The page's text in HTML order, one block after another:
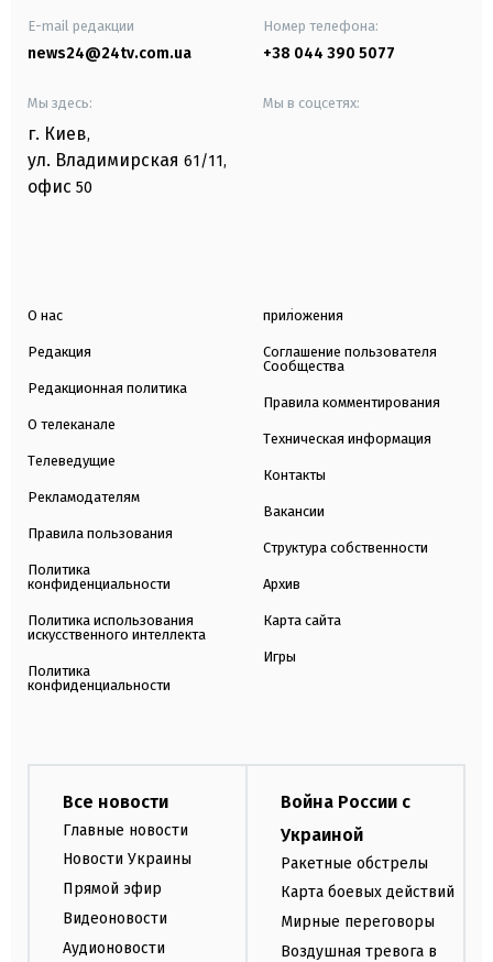
E-mail редакции
news24@24tv.com.ua
Номер телефона:
+38 044 390 5077
Мы здесь:
г. Киев,
ул. Владимирская 61/11,
офис 50
Мы в соцсетях:
О нас
Редакция
Редакционная политика
О телеканале
Телеведущие
Рекламодателям
Правила пользования
Политика
конфиденциальности
Политика использования
искусственного интеллекта
Политика
конфиденциальности
приложения
Соглашение пользователя
Сообщества
Правила комментирования
Техническая информация
Контакты
Вакансии
Структура собственности
Архив
Карта сайта
Игры
Все новости
Главные новости
Новости Украины
Прямой эфир
Видеоновости
Аудионовости
Война России с
Украиной
Ракетные обстрелы
Карта боевых действий
Мирные переговоры
Воздушная тревога в